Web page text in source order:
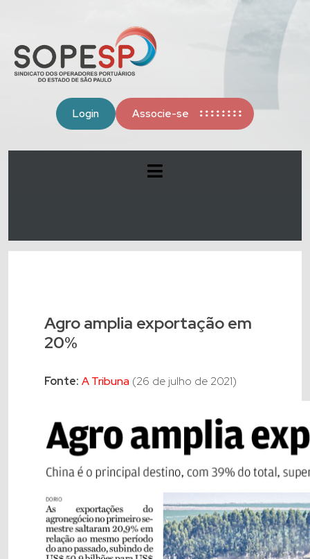
Login Associe-se
Agro amplia exportação em
20%
Fonte: A Tribuna (26 de julho de 2021)